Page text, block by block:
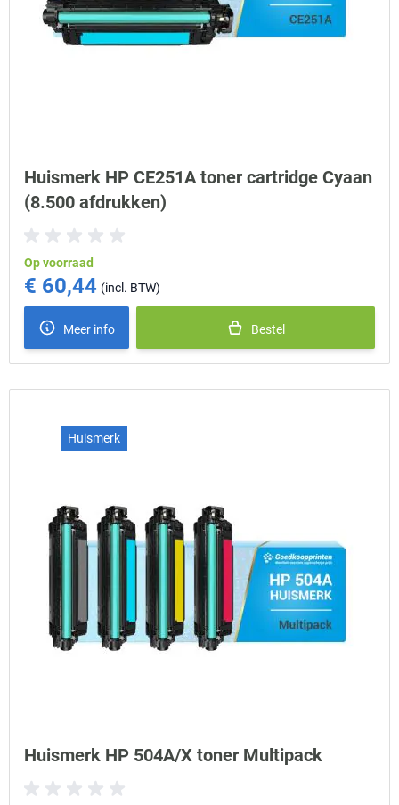
Huismerk HP CE251A toner cartridge Cyaan
(8.500 afdrukken)
Op voorraad
€ 60,44
Meer info Bestel
Huismerk
Huismerk HP 504A/X toner Multipack